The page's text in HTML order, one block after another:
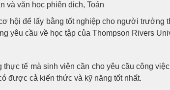
và văn học phiên dịch, Toán
hội để lấy bằng tốt nghiệp cho người
yêu cầu về học tập của Thompson Rivers
tế mà sinh viên cần cho yêu cầu công
được cả kiến thức và kỹ năng tốt nhất.